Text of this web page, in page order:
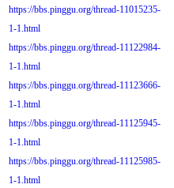
https://bbs.pinggu.org/thread-11015235-
1-1.html
https://bbs.pinggu.org/thread-11122984-
1-1.html
https://bbs.pinggu.org/thread-11123666-
1-1.html
https://bbs.pinggu.org/thread-11125945-
1-1.html
https://bbs.pinggu.org/thread-11125985-
1-1.html